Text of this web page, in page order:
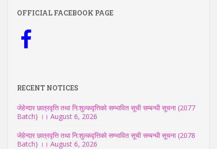
OFFICIAL FACEBOOK PAGE
RECENT NOTICES
जेहेन्दार छात्रवृत्ति तथा नि:शुल्कवृत्तिको सम्भावित सूची सम्बन्धी सूचना (2077
Batch) ।। August 6, 2026
जेहेन्दार छात्रवृत्ति तथा नि:शुल्कवृत्तिको सम्भावित सूची सम्बन्धी सूचना (2078
Batch) ।। August 6, 2026